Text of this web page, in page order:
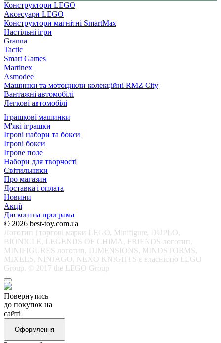
Конструктори LEGO
Аксесуари LEGO
Конструктори магнітні SmartMax
Настільні ігри
Granna
Tactic
Smart Games
Martinex
Asmodee
Машинки та мотоцикли колекційні RMZ City
Вантажні автомобілі
Легкові автомобілі
Іграшкові машинки
М'які іграшки
Ігрові набори та бокси
Ігрові бокси
Ігрове поле
Набори для творчості
Світильники
Про магазин
Доставка і оплата
Новини
Акції
Дисконтна програма
© 2026 best-toy.com.ua
Логотип і торгові марки LEGO, Minifigure, DUPLO,
BIONICLE, LEGENDS OF CHIMA, FRIENDS логотип,
MINIFIGURES логотип, DIMENSIONS, MINDSTORMS,
MIXELS, NINJAGO, NEXO KNIGHTS є власністю LEGO
Group. © 2017 the LEGO Group.
Повернутись
до покупок на
сайті
Оформлення